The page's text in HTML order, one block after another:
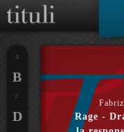
Rage -
A
B
C
D